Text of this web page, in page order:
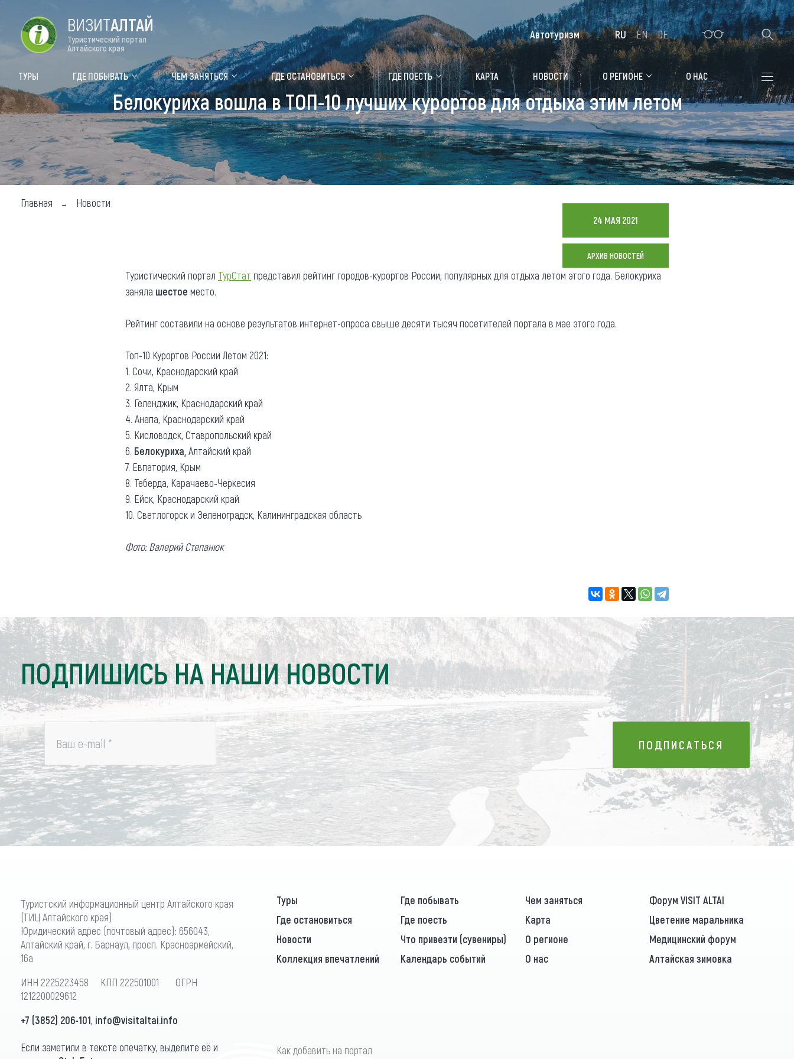
Цветение маральника Медицинский форум Алтайская зимовка
Туры Где побывать
Объекты природы
Объекты истории и культуры
Объекты развлечений
Чем заняться
Календарь событий
Аудиогид
Мой маршрут
Где остановиться
Санатории
Гостиницы, отели
Коттеджи, базы
Сельские усадьбы
Мотели, придорожные отели
Карта
Что привезти (сувениры)
О регионе
Как добраться
Коллекция впечатлений
Другие рубрики
Реестр туроператоров
Реестр туристических
агентств Алтайского края
Противодействие коррупции
ВИЗИТАЛТАЙ
Туристический портал
Алтайского края
ТУРЫ ГДЕ ПОБЫВАТЬ ЧЕМ ЗАНЯТЬСЯ ГДЕ ОСТАНОВИТЬСЯ ГДЕ ПОЕСТЬ КАРТА НОВОСТИ О РЕГИОНЕ О НАС
Автотуризм RU EN DE
Белокуриха вошла в ТОП-10 лучших курортов для отдыха этим летом
Главная Новости
24 МАЯ 2021
АРХИВ НОВОСТЕЙ
Туристический портал ТурСтат представил рейтинг городов-курортов России, популярных для отдыха летом этого года. Белокуриха
заняла шестое место.
Рейтинг составили на основе результатов интернет-опроса свыше десяти тысяч посетителей портала в мае этого года.
Топ-10 Курортов России Летом 2021:
1. Сочи, Краснодарский край
2. Ялта, Крым
3. Геленджик, Краснодарский край
4. Анапа, Краснодарский край
5. Кисловодск, Ставропольский край
6. Белокуриха, Алтайский край
7. Евпатория, Крым
8. Теберда, Карачаево-Черкесия
9. Ейск, Краснодарский край
10. Светлогорск и Зеленоградск, Калининградская область
Фото: Валерий Степанюк
ПОДПИШИСЬ НА НАШИ НОВОСТИ
Ваш e-mail * ПОДПИСАТЬСЯ
ПОДПИСАТЬСЯ
Туристский информационный центр Алтайского края
(ТИЦ Алтайского края)
Юридический адрес (почтовый адрес): 656043,
Алтайский край, г. Барнаул, просп. Красноармейский,
16а
ИНН 2225223458 КПП 222501001 ОГРН
1212200029612
+7 (3852) 206-101, info@visitaltai.info
Если заметили в тексте опечатку, выделите её и
Туры Где побывать Чем заняться
Форум VISIT ALTAI
Где остановиться
Где поесть Карта
Цветение маральника
Новости
Что привезти (сувениры) О регионе
Медицинский форум
Коллекция впечатлений
Календарь событий О нас Алтайская зимовка
Как добавить на портал